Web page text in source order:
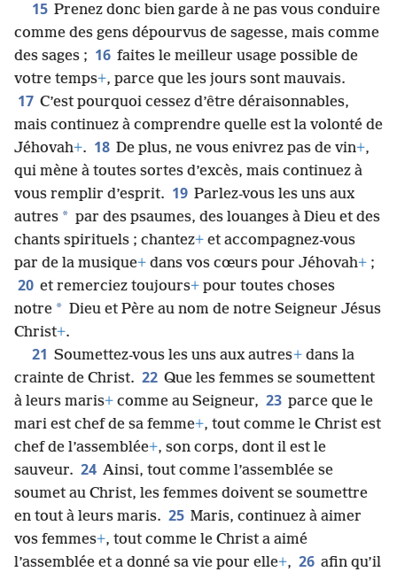
15 Prenez donc bien garde à ne pas vous conduire
comme des gens dépourvus de sagesse, mais comme
des sages ; 16 faites le meilleur usage possible de
votre temps+, parce que les jours sont mauvais.
17 C’est pourquoi cessez d’être déraisonnables,
mais continuez à comprendre quelle est la volonté de
Jéhovah+. 18 De plus, ne vous enivrez pas de vin+,
qui mène à toutes sortes d’excès, mais continuez à
vous remplir d’esprit. 19 Parlez-​vous les uns aux
autres * par des psaumes, des louanges à Dieu et des
chants spirituels ; chantez+ et accompagnez-​vous
par de la musique+ dans vos cœurs pour Jéhovah+ ;
20 et remerciez toujours+ pour toutes choses
notre * Dieu et Père au nom de notre Seigneur Jésus
Christ+.
21 Soumettez-​vous les uns aux autres+ dans la
crainte de Christ. 22 Que les femmes se soumettent
à leurs maris+ comme au Seigneur, 23 parce que le
mari est chef de sa femme+, tout comme le Christ est
chef de l’assemblée+, son corps, dont il est le
sauveur. 24 Ainsi, tout comme l’assemblée se
soumet au Christ, les femmes doivent se soumettre
en tout à leurs maris. 25 Maris, continuez à aimer
vos femmes+, tout comme le Christ a aimé
l’assemblée et a donné sa vie pour elle+, 26 afin qu’il